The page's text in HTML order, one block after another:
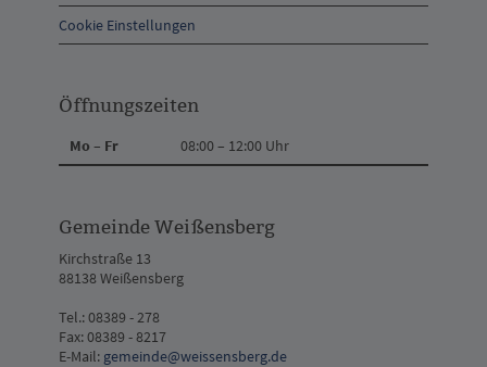
Cookie Einstellungen
Öffnungszeiten
Mo – Fr 08:00 – 12:00 Uhr
Gemeinde Weißensberg
Kirchstraße 13
88138 Weißensberg
Tel.: 08389 - 278
Fax: 08389 - 8217
E-Mail: gemeinde@weissensberg.de